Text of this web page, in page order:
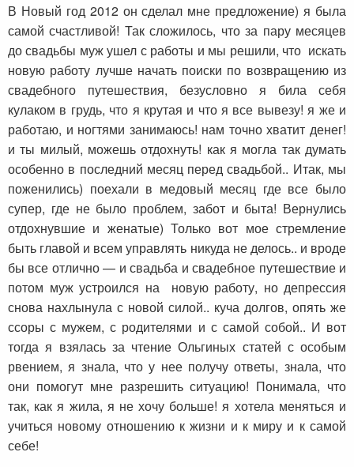
В Новый год 2012 он сделал мне предложение) я была
самой счастливой! Так сложилось, что за пару месяцев
до свадьбы муж ушел с работы и мы решили, что искать
новую работу лучше начать поиски по возвращению из
свадебного путешествия, безусловно я била себя
кулаком в грудь, что я крутая и что я все вывезу! я же и
работаю, и ногтями занимаюсь! нам точно хватит денег!
и ты милый, можешь отдохнуть! как я могла так думать
особенно в последний месяц перед свадьбой.. Итак, мы
поженились) поехали в медовый месяц где все было
супер, где не было проблем, забот и быта! Вернулись
отдохнувшие и женатые) Только вот мое стремление
быть главой и всем управлять никуда не делось.. и вроде
бы все отлично — и свадьба и свадебное путешествие и
потом муж устроился на новую работу, но депрессия
снова нахлынула с новой силой.. куча долгов, опять же
ссоры с мужем, с родителями и с самой собой.. И вот
тогда я взялась за чтение Ольгиных статей с особым
рвением, я знала, что у нее получу ответы, знала, что
они помогут мне разрешить ситуацию! Понимала, что
так, как я жила, я не хочу больше! я хотела меняться и
учиться новому отношению к жизни и к миру и к самой
себе!